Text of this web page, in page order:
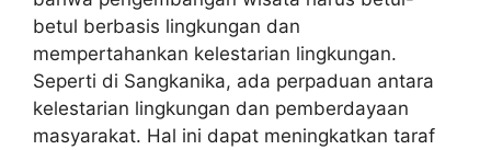
betul berbasis lingkungan dan
mempertahankan kelestarian lingkungan.
Seperti di Sangkanika, ada perpaduan antara
kelestarian lingkungan dan pemberdayaan
masyarakat. Hal ini dapat meningkatkan taraf